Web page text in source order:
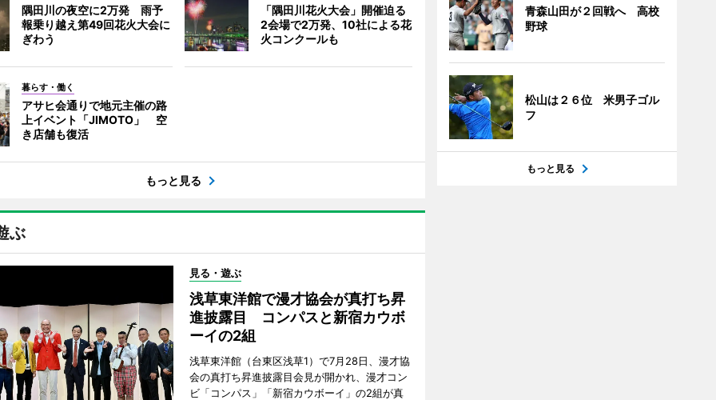
隅田川の夜空に2万発 雨予
報乗り越え第49回花火大会に
ぎわう
「隅田川花火大会」開催迫る
2会場で2万発、10社による花
火コンクールも
暮らす・働く
アサヒ会通りで地元主催の路
上イベント「JIMOTO」 空
き店舗も復活
もっと見る
ぶ
見る・遊ぶ
浅草東洋館で漫才協会が真打ち昇
進披露目 コンパスと新宿カウボ
ーイの2組
浅草東洋館（台東区浅草1）で7月28日、漫才協
会の真打ち昇進披露目会見が開かれ、漫才コン
ビ「コンパス」「新宿カウボーイ」の2組が真
青森山田が２回戦へ 高校
野球
松山は２６位 米男子ゴル
フ
もっと見る